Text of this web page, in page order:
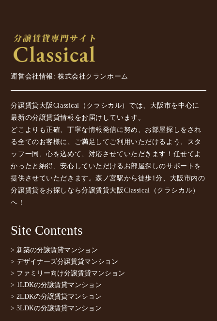
運営会社情報: 株式会社クランホーム
分譲賃貸大阪Classical（クラシカル）では、大阪市を中心に
最新の分譲賃貸情報をお届けしています。
どこよりも正確、丁寧な情報発信に努め、お部屋探しをされ
る全てのお客様に、ご満足してご利用いただけるよう、スタ
ッフ一同、心を込めて、対応させていただきます！任せてよ
かったと納得、安心していただけるお部屋探しのサポートを
提供させていただきます。森ノ宮駅から徒歩1分、大阪市内の
分譲賃貸をお探しなら分譲賃貸大阪Classical（クラシカル）
へ！
Site Contents
> 新築の分譲賃貸マンション
> デザイナーズ分譲賃貸マンション
> ファミリー向け分譲賃貸マンション
> 1LDKの分譲賃貸マンション
> 2LDKの分譲賃貸マンション
> 3LDKの分譲賃貸マンション